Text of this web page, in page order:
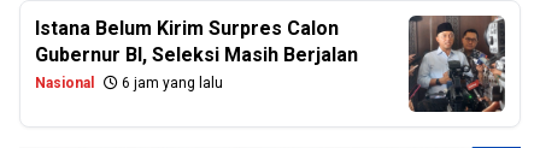
Istana Belum Kirim Surpres Calon
Gubernur BI, Seleksi Masih Berjalan
Nasional 6 jam yang lalu